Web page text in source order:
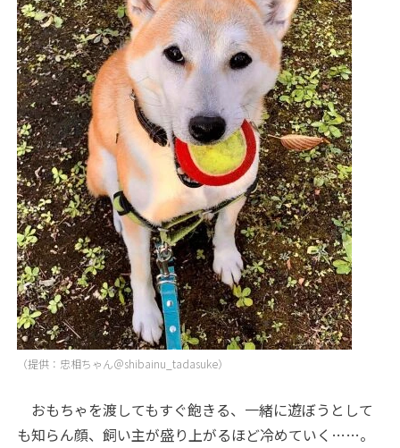
（提供：忠相ちゃん＠shibainu_tadasuke）
おもちゃを渡してもすぐ飽きる、一緒に遊ぼうとして
も知らん顔、飼い主が盛り上がるほど冷めていく……。